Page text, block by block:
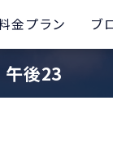
金プラン ブ
午後23